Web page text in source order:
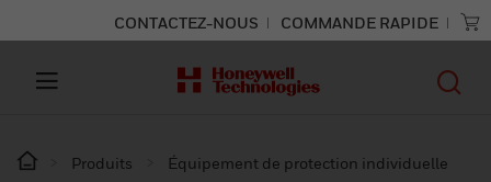
CONTACTEZ-NOUS COMMANDE RAPIDE
Produits
Équipement de protection individuelle